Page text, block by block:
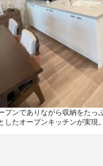
プンでありながら収納をたっ
したオープンキッチンが実現。